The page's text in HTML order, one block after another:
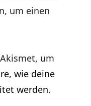
um einen
um
wie deine
werden.